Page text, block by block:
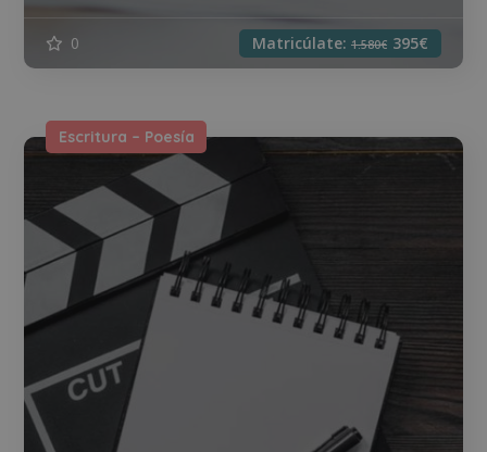
0 Matricúlate: 1.580€ 395€
Escritura – Poesía